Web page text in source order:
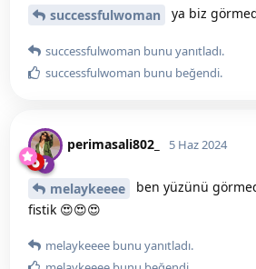
successfulwoman ya biz
successfulwoman bunu yanıtladı.
successfulwoman bunu beğendi.
perimasali802_ 5 Haz 2024
melaykeeee
ben yüzünü
fistik 😍😍😍
melaykeeee bunu yanıtladı.